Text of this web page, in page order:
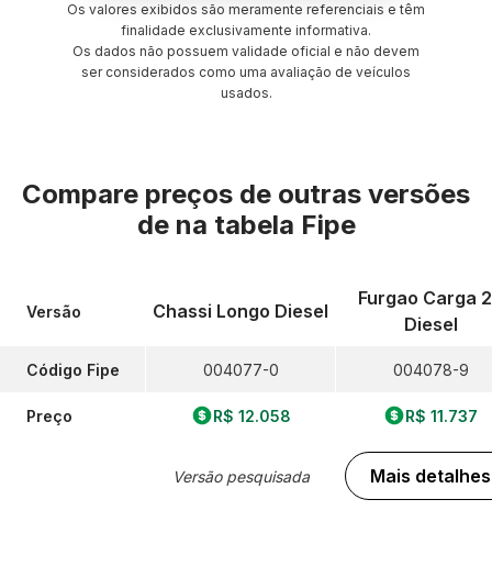
Os valores exibidos são meramente referenciais e têm
finalidade exclusivamente informativa.
Os dados não possuem validade oficial e não devem
ser considerados como uma avaliação de veículos
usados.
Compare preços de outras versões
de na tabela Fipe
Versão
Código Fipe
Preço
Chassi Longo Diesel
004077-0
R$ 12.058
Versão pesquisada
Furgao Carga
Diesel
004078-9
R$ 11.737
Mais detalhes